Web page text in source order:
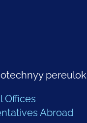
Offices
Abroad